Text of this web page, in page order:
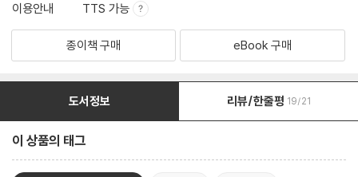
이용안내 TTS 가능
종이책 구매 eBook 구매
도서정보 리뷰/한줄평 19/21
이 상품의 태그